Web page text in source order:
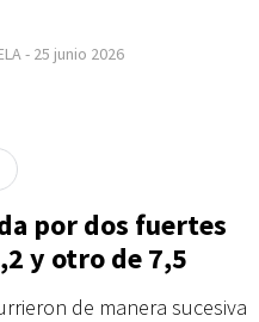
- 25 junio 2026
por dos fuertes
y otro de 7,5
de manera sucesiva